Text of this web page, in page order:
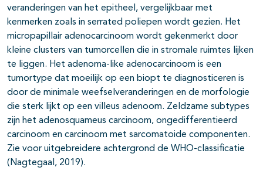
veranderingen van het epitheel, vergelijkbaar met
kenmerken zoals in serrated poliepen wordt gezien. Het
micropapillair adenocarcinoom wordt gekenmerkt door
kleine clusters van tumorcellen die in stromale ruimtes lijken
te liggen. Het adenoma-like adenocarcinoom is een
tumortype dat moeilijk op een biopt te diagnosticeren is
door de minimale weefselveranderingen en de morfologie
die sterk lijkt op een villeus adenoom. Zeldzame subtypes
zijn het adenosquameus carcinoom, ongedifferentieerd
carcinoom en carcinoom met sarcomatoide componenten.
Zie voor uitgebreidere achtergrond de WHO-classificatie
(Nagtegaal, 2019).